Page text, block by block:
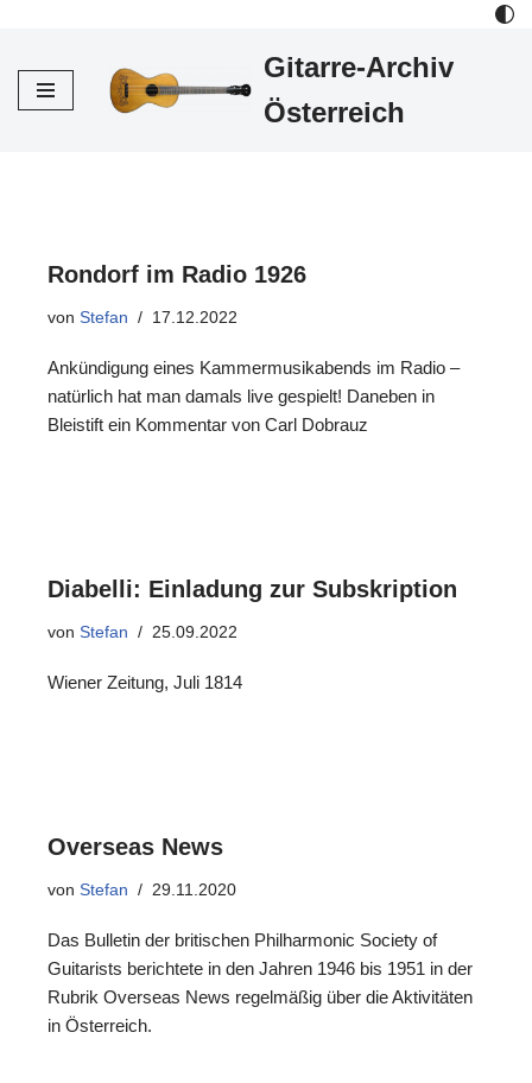
Inhalt
Gitarre-Archiv
Österreich
Rondorf im Radio 1926
von Stefan 17.12.2022
Ankündigung eines Kammermusikabends im Radio –
natürlich hat man damals live gespielt! Daneben in
Bleistift ein Kommentar von Carl Dobrauz
Diabelli: Einladung zur Subskription
von Stefan 25.09.2022
Wiener Zeitung, Juli 1814
Overseas News
von Stefan 29.11.2020
Das Bulletin der britischen Philharmonic Society of
Guitarists berichtete in den Jahren 1946 bis 1951 in der
Rubrik Overseas News regelmäßig über die Aktivitäten
in Österreich.